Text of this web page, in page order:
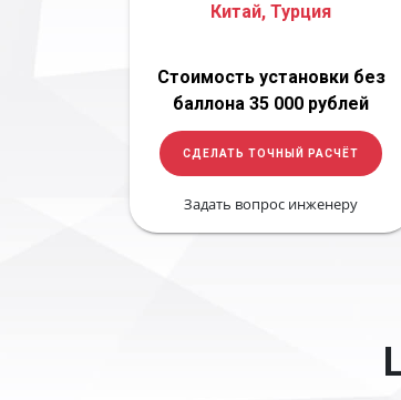
Китай, Турция
Стоимость установки без
баллона 35 000 рублей
СДЕЛАТЬ ТОЧНЫЙ РАСЧЁТ
Задать вопрос инженеру